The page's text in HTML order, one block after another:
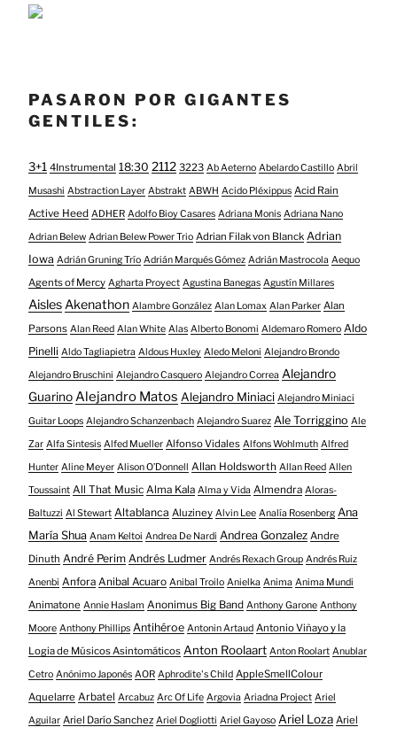
PASARON POR GIGANTES
GENTILES:
3+1 4Instrumental 18:30 2112 3223 Ab Aeterno Abelardo Castillo Abril
Musashi Abstraction Layer Abstrakt ABWH Acido Pléxippus Acid Rain
Active Heed ADHER Adolfo Bioy Casares Adriana Monis Adriana Nano
Adrian Belew Adrian Belew Power Trio Adrian Filak von Blanck Adrian
Iowa Adrián Gruning Trío Adrián Marqués Gómez Adrián Mastrocola Aequo
Agents of Mercy Agharta Proyect Agustina Banegas Agustín Millares
AislesAkenathon Alambre González Alan Lomax Alan Parker Alan
Parsons Alan Reed Alan White Alas Alberto Bonomi Aldemaro Romero Aldo
Pinelli Aldo Tagliapietra Aldous Huxley Aledo Meloni Alejandro Brondo
Alejandro Bruschini Alejandro Casquero Alejandro Correa Alejandro
GuarinoAlejandro Matos Alejandro Miniaci Alejandro Miniaci
Guitar Loops Alejandro Schanzenbach Alejandro Suarez Ale Torriggino Ale
Zar Alfa Sintesis Alfed Mueller Alfonso Vidales Alfons Wohlmuth Alfred
Hunter Aline Meyer Alison O​’​Donnell Allan Holdsworth Allan Reed Allen
Toussaint All That Music Alma Kala Alma y Vida Almendra Aloras-
Baltuzzi Al Stewart Altablanca Aluziney Alvin Lee Analía Rosenberg Ana
María Shua Anam Keltoi Andrea De Nardi Andrea Gonzalez Andre
Dinuth André Perim Andrés Ludmer Andrés Rexach Group Andrés Ruiz
Anenbi Anfora Anibal Acuaro Anibal Troilo Anielka Anima Anima Mundi
Animatone Annie Haslam Anonimus Big Band Anthony Garone Anthony
Moore Anthony Phillips Antihéroe Antonin Artaud Antonio Viñayo y la
Logia de Músicos Asintomáticos Anton Roolaart Anton Roolart Anublar
Cetro Anónimo Japonés AOR Aphrodite's Child AppleSmellColour
Aquelarre Arbatel Arcabuz Arc Of Life Argovia Ariadna Project Ariel
Aguilar Ariel Darío Sanchez Ariel Dogliotti Ariel Gayoso Ariel Loza Ariel